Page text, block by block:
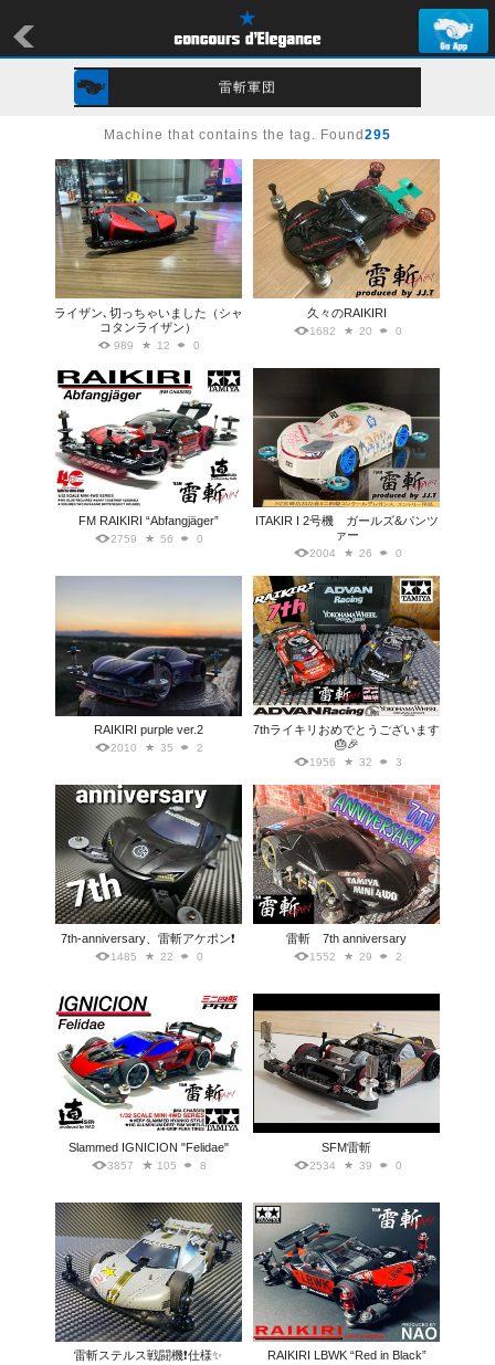
雷斬軍団
Machine that contains the tag. Found 295
ライザン､切っちゃいました（シャ
コタンライザン）
989 12 0
久々のRAIKIRI
1682 20 0
FM RAIKIRI “Abfangjäger”
2759 56 0
ITAKIR I 2号機 ガールズ&パンツ
ァー
2004 26 0
RAIKIRI purple ver.2
2010 35 2
7thライキリおめでとうございます
🎂🎉
1956 32 3
7th-anniversary、雷斬アケポン❗
1485 22 0
雷斬 7th anniversary
1552 29 2
Slammed IGNICION "Felidae"
3857 105 8
SFM雷斬
2534 39 0
雷斬ステルス戦闘機❗仕様✨ RAIKIRI LBWK “Red in Black”